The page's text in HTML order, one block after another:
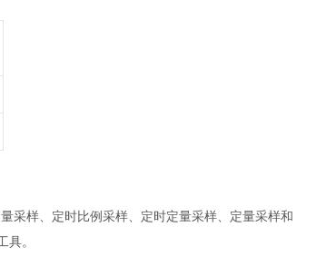
采样、定时比例采样、定时定量采样、定量采样和
。